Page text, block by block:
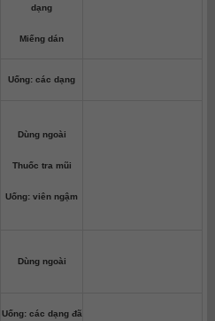
dạng
Miếng dán
Uống: các dạng
Dùng ngoài
Thuốc tra mũi
Uống: viên ngậm
Dùng ngoài
Uống: các dạng đã